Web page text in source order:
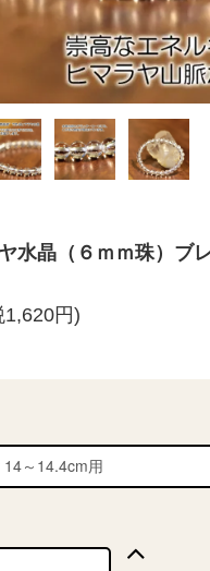
水晶（６ｍｍ珠）ブ
1,620円)